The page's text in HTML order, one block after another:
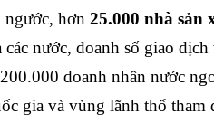
ngước, hơn 25.000 nhà sản
nước, doanh số giao
doanh nhân nước
gia và vùng lãnh thổ tham